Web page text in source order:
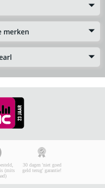
merken
(mits
30 dagen 'niet goed
geld terug' garantie!